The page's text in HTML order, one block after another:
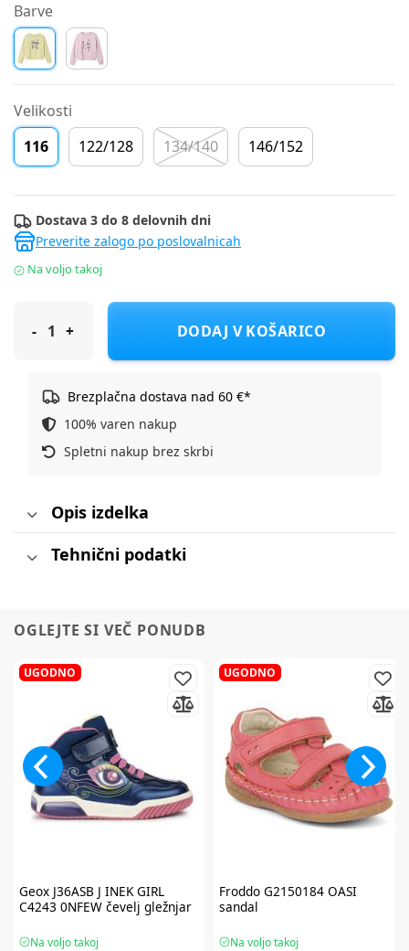
Barve
Velikosti
116
122/128 134/140 146/152
Dostava 3 do 8 delovnih dni
Preverite zalogo po poslovalnicah
Na voljo takoj
Name It pulover 13238686 NKFTEKA D Rumena 116
DODAJ V KOŠARICO
Brezplačna dostava nad 60 €*
100% varen nakup
Spletni nakup brez skrbi
Opis izdelka
Tehnični podatki
OGLEJTE SI VEČ PONUDB
UGODNO
GeoxJ36ASB J INEK GIRL
C4243 0NFEW čevelj gležnjar
Na voljo takoj
UGODNO
FroddoG2150184 OASI
sandal
Na voljo takoj